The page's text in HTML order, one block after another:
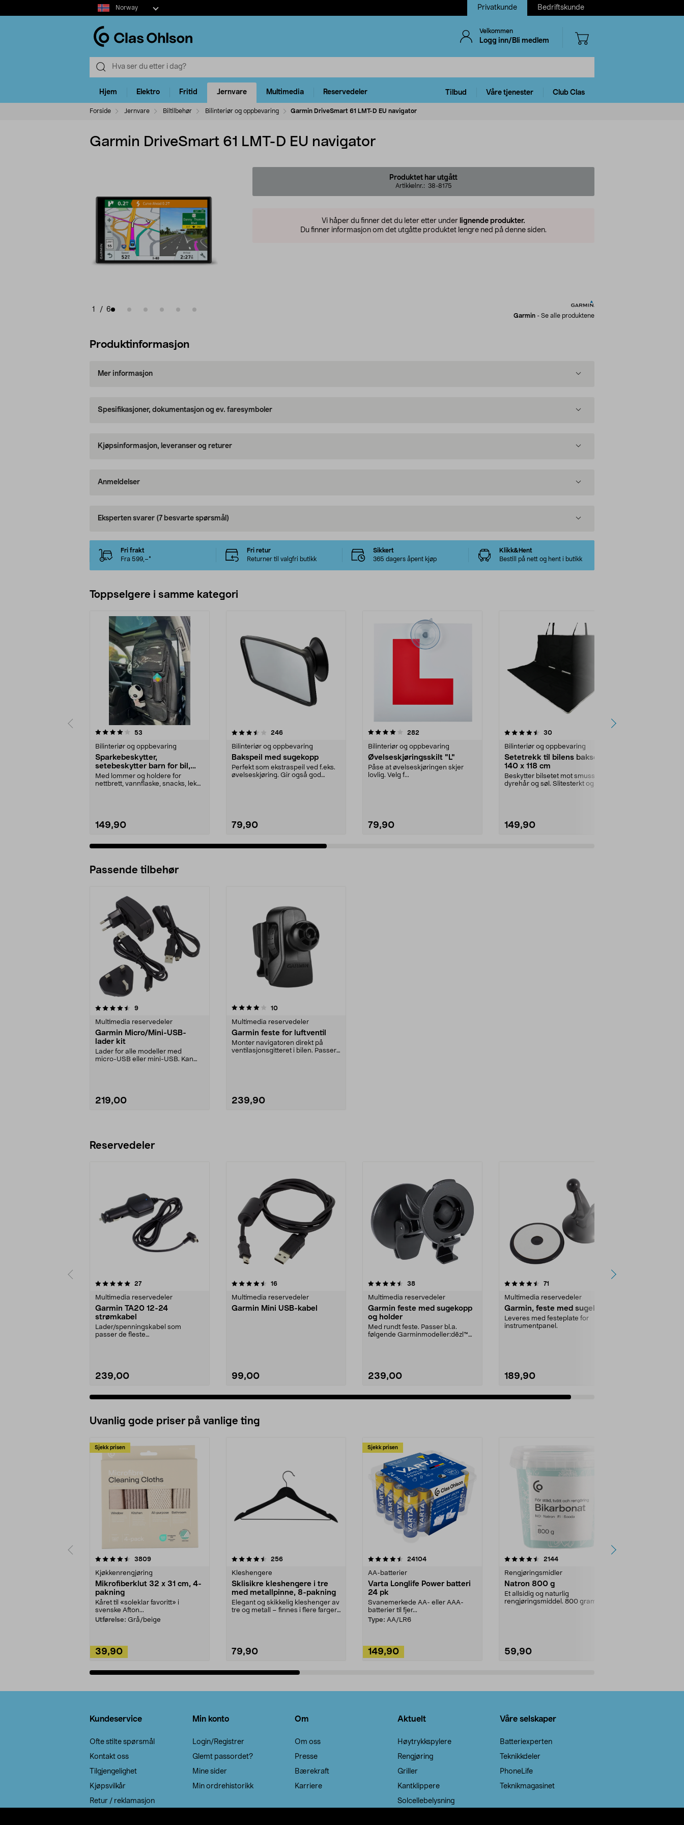
Select
market
Norway Privatkunde Bedriftskunde
Velkommen
Logg inn/Bli medlem
Hjem Elektro Fritid Jernvare Multimedia Reservedeler Tilbud Våre tjenester Club Clas
Forside Jernvare Biltilbehør Bilinteriør og oppbevaring Garmin DriveSmart 61 LMT-D EU navigator
Garmin DriveSmart 61 LMT-D EU navigator
1 / 6
Produktet har utgått
Artikkelnr.: 38-8175
Vi håper du finner det du leter etter under lignende produkter.
Du finner informasjon om det utgåtte produktet lengre ned på denne siden.
Garmin - Se alle produktene
Produktinformasjon
Mer informasjon
Spesifikasjoner, dokumentasjon og ev. faresymboler
Kjøpsinformasjon, leveranser og returer
Anmeldelser
Eksperten svarer (7 besvarte spørsmål)
Fri frakt
Fra 599,–*
Fri retur
Returner til valgfri butikk
Sikkert
365 dagers åpent kjøp
Klikk&Hent
Bestill på nett og hent i butikk
Toppselgere i samme kategori
53
Bilinteriør og oppbevaring
Sparkebeskytter,
setebeskytter barn for bil,
med oppbevaring
Med lommer og holdere for
nettbrett, vannflaske, snacks, leker
149,90
3.5 av 5 stjerner 246anmeldelser
Bilinteriør og oppbevaring
Bakspeil med sugekopp
Perfekt som ekstraspeil ved f.eks.
øvelseskjøring. Gir også god
79,90
4.0 av 5 stjerner 282
Bilinteriør og oppbevaring
Øvelseskjøringsskilt "L"
Påse at øvelseskjøringen skjer
lovlig. Velg f...
79,90
4.5 av 5 stjerner 30anmeldelser
Bilinteriør og oppbevaring
Setetrekk til bilens baksete,
140 x 118 cm
Beskytter bilsetet mot smuss,
dyrehår og søl. Slitesterkt og
149,90
4.5 av 5 stjerner
Passende tilbehør
9anmeldelser
Multimedia reservedeler
Garmin Micro/Mini-USB-
lader kit
Lader for alle modeller med
micro-USB eller mini-USB. Kan
219,00
4.0av 5 stjerner 10anmeldelser
Multimedia reservedeler
Garmin feste for luftventil
Monter navigatoren direkt på
ventilasjonsgitteret i bilen. Passer
239,90
Reservedeler
27anmeldelser
Multimedia reservedeler
Garmin TA20 12-24
strømkabel
Lader/spenningskabel som
passer de fleste
239,00
4.5av 5 stjerner 16anmeldelser
Multimedia reservedeler
Garmin Mini USB-kabel
99,00
4.5av 5 stjerner 38anmeldelser
Multimedia reservedeler
Garmin feste med sugekopp
og holder
Med rundt feste. Passer bl.a.
følgende Garminmodeller:dēzl™
239,00
4.5av 5 stjerner 71
Multimedia reservedeler
Garmin, feste med sugekopp
Leveres med festeplate for
instrumentpanel.
189,90
Uvanlig gode priser på vanlige ting
Sjekk prisen
3809anmeldelser
Kjøkkenrengjøring
Mikrofiberklut 32 x 31 cm, 4-
pakning
Kåret til «soleklar favoritt» i
svenske Afton...
Utførelse: Grå/beige
39,90
4.5av 5 stjerner 256anmeldelser
Kleshengere
Sklisikre kleshengere i tre
med metallpinne, 8-pakning
Elegant og skikkelig kleshenger av
tre og metall – finnes i flere farger.
79,90
Sjekk prisen
4.5av 5 stjerner 24104anmeldelser
AA-batterier
Varta Longlife Power batteri
24 pk
Svanemerkede AA- eller AAA-
batterier til fjer...
Type: AA/LR6
149,90
4.5av 5 stjerner 2144anmeldelser
Rengjøringsmidler
Natron 800 g
Et allsidig og naturlig
rengjøringsmiddel. 800 gram
59,90
4.0av 5 stjerner
Kundeservice
Ofte stilte spørsmål
Kontakt oss
Tilgjengelighet
Kjøpsvilkår
Retur / reklamasjon
Min konto
Login/Registrer
Glemt passordet?
Mine sider
Min ordrehistorikk
Om
Om oss
Presse
Bærekraft
Karriere
Aktuelt
Høytrykkspylere
Rengjøring
Griller
Kantklippere
Solcellebelysning
Våre selskaper
Batteriexperten
Teknikkdeler
PhoneLife
Teknikmagasinet